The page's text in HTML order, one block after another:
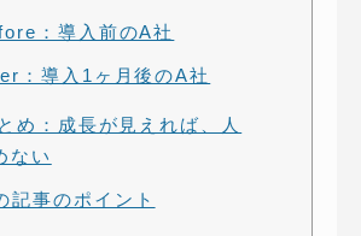
：導入前のA社
：導入1ヶ月後のA社
め：成長が見えれば、人
ない
記事のポイント